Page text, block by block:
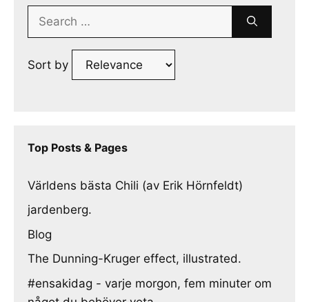
Search
Sort by
Top Posts & Pages
Världens bästa Chili (av Erik Hörnfeldt)
jardenberg.
Blog
The Dunning-Kruger effect, illustrated.
#ensakidag - varje morgon, fem minuter om